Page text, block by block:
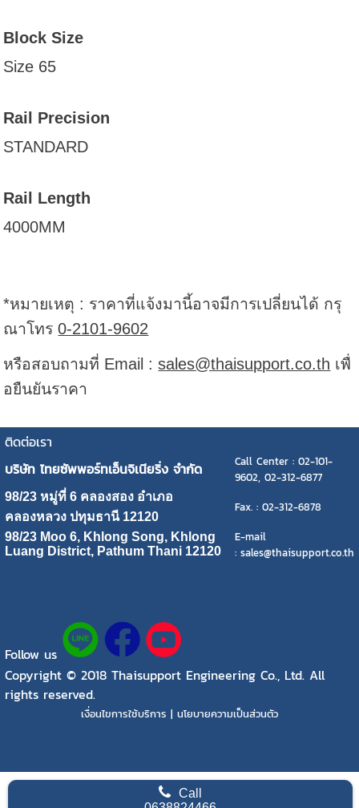
Block Size
Size 65
Rail Precision
STANDARD
Rail Length
4000MM
*หมายเหตุ : ราคาที่แจ้งมานี้อาจมีการเปลี่ยนได้ กรุ
ณาโทร0-2101-9602
หรือสอบถามที่ Email :sales@thaisupport.co.th เพื่
อยืนยันราคา
ติดต่อเรา
บริษัท ไทยซัพพอร์ทเอ็นจิเนียริ่ง จำกัด
Call Center : 02-101-
9602, 02-312-6877
98/23 หมู่ที่ 6 คลองสอง อำเภอ
คลองหลวง ปทุมธานี 12120
Fax. : 02-312-6878
98/23 Moo 6, Khlong Song, Khlong
Luang District, Pathum Thani 12120
E-mail
: sales@thaisupport.co.th
Follow us
Copyright © 2018 Thaisupport Engineering Co., Ltd. All
rights reserved.
เงื่อนไขการใช้บริการ | นโยบายความเป็นส่วนตัว
Call